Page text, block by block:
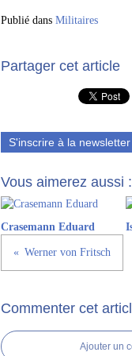
Publié dans Militaires
Partager cet article
S'inscrire à la newsletter
Vous aimerez aussi :
Crasemann Eduard
Werner von Fritsch
Commenter cet
Ajouter un